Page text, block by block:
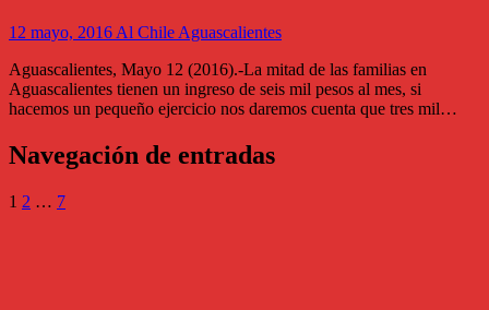
12 mayo, 2016 Al Chile Aguascalientes
Aguascalientes, Mayo 12 (2016).-La mitad de las familias en
Aguascalientes tienen un ingreso de seis mil pesos al mes, si
hacemos un pequeño ejercicio nos daremos cuenta que tres mil…
Navegación de entradas
1 2 … 7